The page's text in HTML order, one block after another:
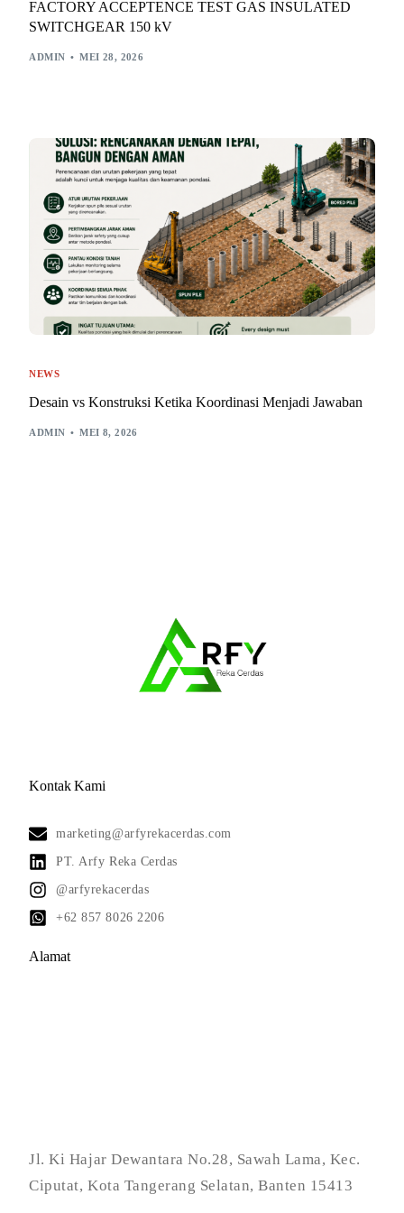
FACTORY ACCEPTENCE TEST GAS INSULATED
SWITCHGEAR 150 kV
ADMIN MEI 28, 2026
NEWS
Desain vs Konstruksi Ketika Koordinasi Menjadi Jawaban
ADMIN MEI 8, 2026
Kontak Kami
marketing@arfyrekacerdas.com
PT. Arfy Reka Cerdas
@arfyrekacerdas
+62 857 8026 2206
Alamat
Jl. Ki Hajar Dewantara No.28, Sawah Lama, Kec.
Ciputat, Kota Tangerang Selatan, Banten 15413